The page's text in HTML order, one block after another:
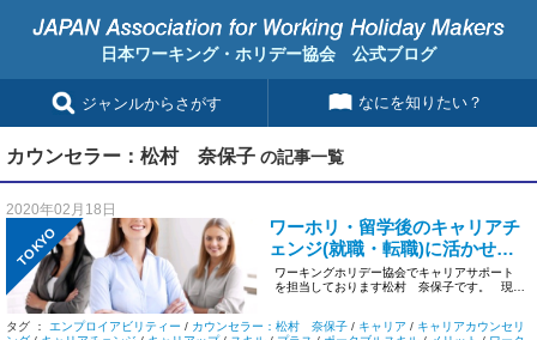
日本ワーキング・ホリデー協会 公式ブログ
ジャンルからさがす なにを知りたい？
カウンセラー：松村 奈保子 の記事一覧
2020年02月18日
TOKYO
ワーホリ・留学後のキャリアチ
ェンジ(就職・転職)に活かせ
る、エンプロイアビリティー・
ポータブルスキルとは？！
ワーキングホリデー協会でキャリアサポート
を担当しております松村 奈保子です。 現在
タグ ： エンプロイアビリティー / カウンセラー：松村 奈保子 / キャリア / キャリアカウンセリ